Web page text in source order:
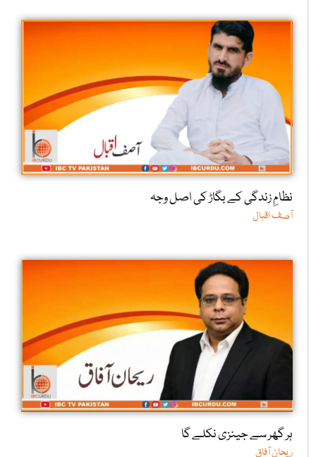
نظامِ زندگی کے بگاڑ کی اصل وجہ
آصف اقبال
ہر گھر سے جینزی نکلے گا
ریحان آفاق